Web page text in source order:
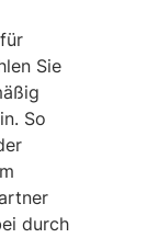
Sie
So
durch